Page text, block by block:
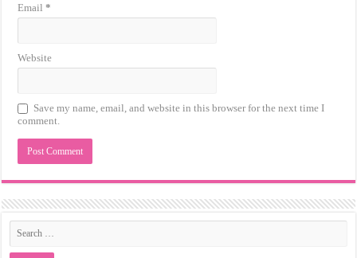
Email*
Website
Save my name, email, and website in this browser for the next time I
comment.